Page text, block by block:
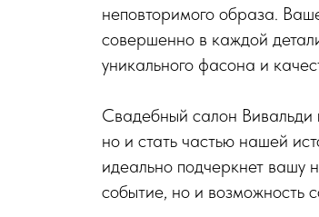
неповторимого образа.
совершенно в каждой
уникального фасона и
Свадебный салон Вивальди
но и стать частью нашей
идеально подчеркнет вашу
событие, но и возможность